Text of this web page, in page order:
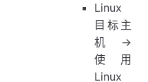
Linux
目标主
机 →
使用
Linux